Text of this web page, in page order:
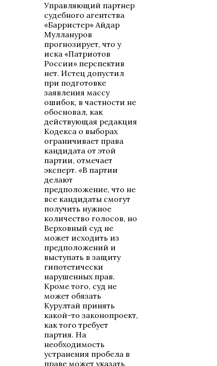
Управляющий партнер
судебного агентства
«Барристер» Айдар
Муллануров
прогнозирует, что у
иска «Патриотов
России» перспектив
нет. Истец допустил
при подготовке
заявления массу
ошибок, в частности не
обосновал, как
действующая редакция
Кодекса о выборах
ограничивает права
кандидата от этой
партии, отмечает
эксперт. «В партии
делают
предположение, что не
все кандидаты смогут
получить нужное
количество голосов, но
Верховный суд не
может исходить из
предположений и
выступать в защиту
гипотетически
нарушенных прав.
Кроме того, суд не
может обязать
Курултай принять
какой-то законопроект,
как того требует
партия. На
необходимость
устранения пробела в
праве может указать